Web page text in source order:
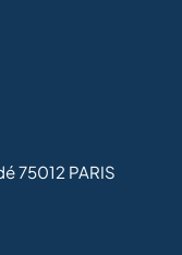
75012 PARIS